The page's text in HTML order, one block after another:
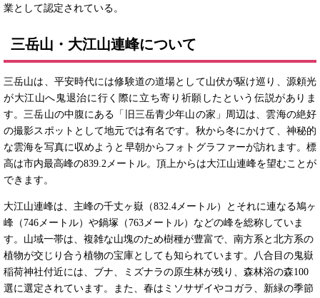
業として認定されている。
三岳山・大江山連峰について
三岳山は、平安時代には修験道の道場として山伏が駆け巡り、源頼光
が大江山へ鬼退治に行く際に立ち寄り祈願したという伝説がありま
す。三岳山の中腹にある「旧三岳青少年山の家」周辺は、雲海の絶好
の撮影スポットとして地元では有名です。秋から冬にかけて、神秘的
な雲海を写真に収めようと早朝からフォトグラファーが訪れます。標
高は市内最高峰の839.2メートル。頂上からは大江山連峰を望むことが
できます。
大江山連峰は、主峰の千丈ヶ嶽（832.4メートル）とそれに連なる鳩ヶ
峰（746メートル）や鍋塚（763メートル）などの峰を総称していま
す。山域一帯は、複雑な山塊のため樹種が豊富で、南方系と北方系の
植物が交じり合う植物の宝庫としても知られています。八合目の鬼嶽
稲荷神社付近には、ブナ、ミズナラの原生林が残り、森林浴の森100
選に選定されています。また、春はミソサザイやコガラ、新緑の季節